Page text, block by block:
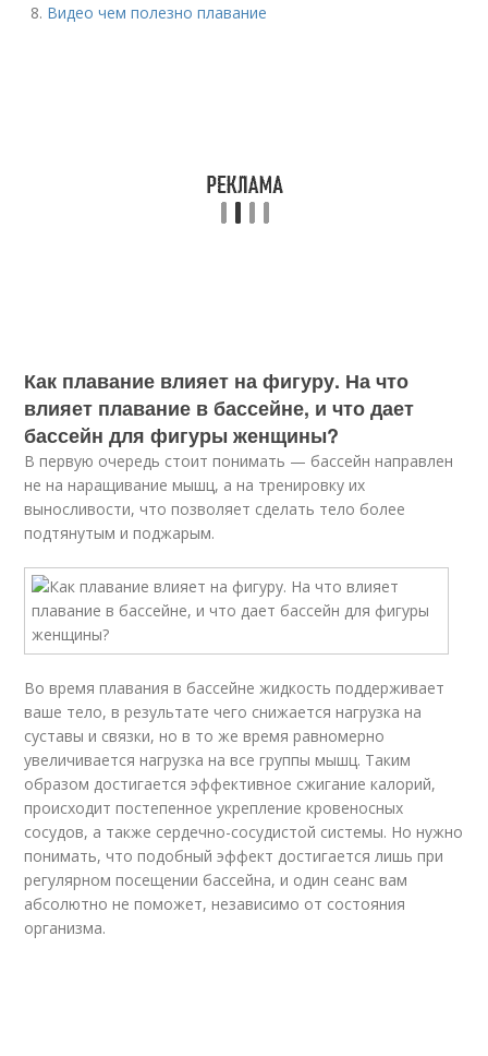
Видео чем полезно плавание
Как плавание влияет на фигуру. На что
влияет плавание в бассейне, и что дает
бассейн для фигуры женщины?
В первую очередь стоит понимать — бассейн направлен
не на наращивание мышц, а на тренировку их
выносливости, что позволяет сделать тело более
подтянутым и поджарым.
Во время плавания в бассейне жидкость поддерживает
ваше тело, в результате чего снижается нагрузка на
суставы и связки, но в то же время равномерно
увеличивается нагрузка на все группы мышц. Таким
образом достигается эффективное сжигание калорий,
происходит постепенное укрепление кровеносных
сосудов, а также сердечно-сосудистой системы. Но нужно
понимать, что подобный эффект достигается лишь при
регулярном посещении бассейна, и один сеанс вам
абсолютно не поможет, независимо от состояния
организма.